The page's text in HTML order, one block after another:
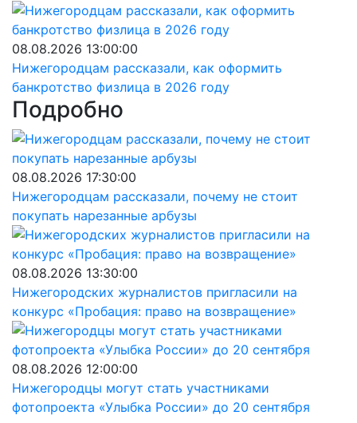
08.08.2026 13:00:00
Нижегородцам рассказали, как оформить
банкротство физлица в 2026 году
Подробно
08.08.2026 17:30:00
Нижегородцам рассказали, почему не стоит
покупать нарезанные арбузы
08.08.2026 13:30:00
Нижегородских журналистов пригласили на
конкурс «Пробация: право на возвращение»
08.08.2026 12:00:00
Нижегородцы могут стать участниками
фотопроекта «Улыбка России» до 20 сентября